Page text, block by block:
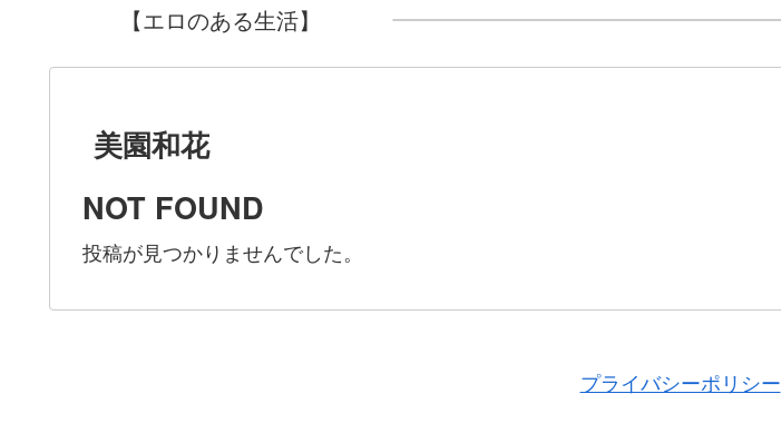
【エロのある生活】
美園和花
NOT FOUND
投稿が見つかりませんでした。
プライバシーポリシー